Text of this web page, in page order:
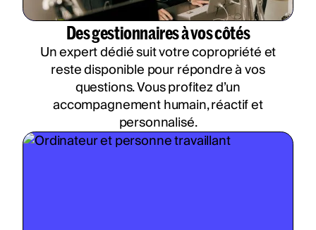
Des gestionnaires à vos côtés
Un expert dédié suit votre copropriété et
reste disponible pour répondre à vos
questions. Vous profitez d’un
accompagnement humain, réactif et
personnalisé.